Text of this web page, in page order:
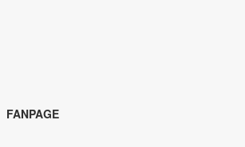
FANPAGE